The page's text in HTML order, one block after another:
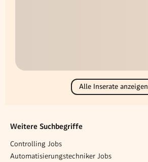
Alle Inserate anzeigen
Weitere Suchbegriffe
Controlling Jobs
Automatisierungstechniker Jobs